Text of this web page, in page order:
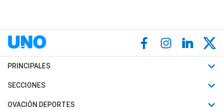
PRINCIPALES
Últimas Noticias
Política
SECCIONES
Horóscopo
OVACIÓN DEPORTES